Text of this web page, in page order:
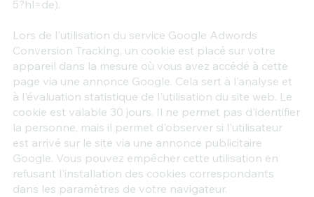
5?hl=de).
Lors de l'utilisation du service Google Adwords
Conversion Tracking, un cookie est placé sur votre
appareil dans la mesure où vous avez accédé à cette
page via une annonce Google. Cela sert à l'analyse et
à l'évaluation statistique de l'utilisation du site web. Le
cookie est valable 30 jours. Il ne permet pas d'identifier
la personne, mais il permet d'observer si l'utilisateur
est arrivé sur le site via une annonce publicitaire
Google. Vous pouvez empêcher cette utilisation en
refusant l'installation des cookies correspondants
dans les paramètres de votre navigateur.